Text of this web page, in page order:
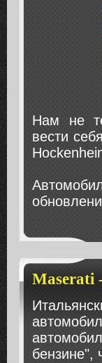
Нам не
вести
Maserati
бензине",